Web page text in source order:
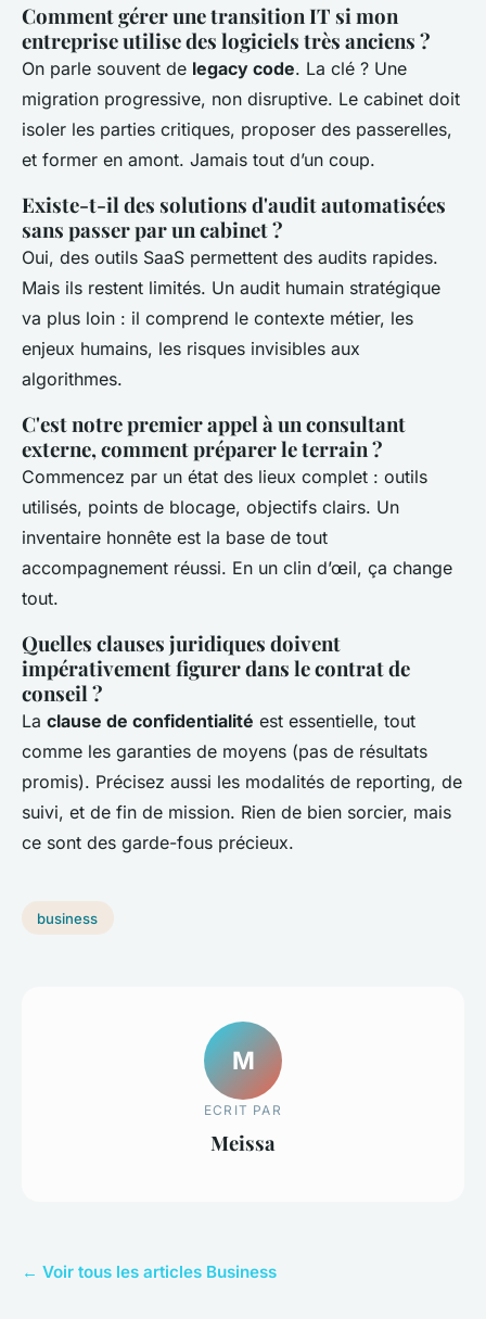
Comment gérer une transition IT si mon
entreprise utilise des logiciels très anciens ?
On parle souvent de legacy code. La clé ? Une
migration progressive, non disruptive. Le cabinet doit
isoler les parties critiques, proposer des passerelles,
et former en amont. Jamais tout d’un coup.
Existe-t-il des solutions d'audit automatisées
sans passer par un cabinet ?
Oui, des outils SaaS permettent des audits rapides.
Mais ils restent limités. Un audit humain stratégique
va plus loin : il comprend le contexte métier, les
enjeux humains, les risques invisibles aux
algorithmes.
C'est notre premier appel à un consultant
externe, comment préparer le terrain ?
Commencez par un état des lieux complet : outils
utilisés, points de blocage, objectifs clairs. Un
inventaire honnête est la base de tout
accompagnement réussi. En un clin d’œil, ça change
tout.
Quelles clauses juridiques doivent
impérativement figurer dans le contrat de
conseil ?
La clause de confidentialité est essentielle, tout
comme les garanties de moyens (pas de résultats
promis). Précisez aussi les modalités de reporting, de
suivi, et de fin de mission. Rien de bien sorcier, mais
ce sont des garde-fous précieux.
business
M
ECRIT PAR
Meissa
← Voir tous les articles Business